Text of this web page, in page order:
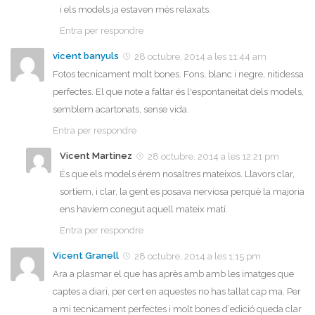
i els models ja estaven més relaxats.
Entra per respondre
vicent banyuls
28 octubre, 2014 a les 11:44 am
Fotos tecnicament molt bones. Fons, blanc i negre, nitidessa
perfectes. El que note a faltar és l'espontaneitat dels models,
semblem acartonats, sense vida.
Entra per respondre
Vicent Martinez
28 octubre, 2014 a les 12:21 pm
És que els models érem nosaltres mateixos. Llavors clar,
sortíem, i clar, la gent es posava nerviosa perquè la majoria
ens havíem conegut aquell mateix matí.
Entra per respondre
Vicent Granell
28 octubre, 2014 a les 1:15 pm
Ara a plasmar el que has après amb amb les imatges que
captes a diari, per cert en aquestes no has tallat cap ma. Per
a mi tecnicament perfectes i molt bones d´edició queda clar